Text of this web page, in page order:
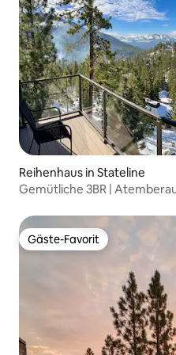
Reihenhaus in Stateline
Gemütliche 3BR |
Gäste-Favorit
Gäste-Favorit